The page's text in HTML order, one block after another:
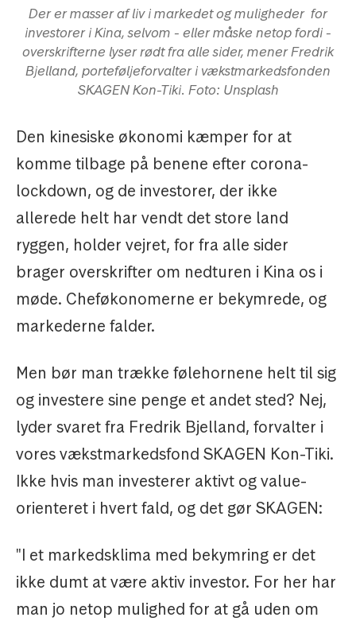
Der er masser af liv i markedet og muligheder for
investorer i Kina, selvom - eller måske netop fordi -
overskrifterne lyser rødt fra alle sider, mener Fredrik
Bjelland, porteføljeforvalter i vækstmarkedsfonden
SKAGEN Kon-Tiki. Foto: Unsplash
Den kinesiske økonomi kæmper for at
komme tilbage på benene efter corona-
lockdown, og de investorer, der ikke
allerede helt har vendt det store land
ryggen, holder vejret, for fra alle sider
brager overskrifter om nedturen i Kina os i
møde. Cheføkonomerne er bekymrede, og
markederne falder.
Men bør man trække følehornene helt til sig
og investere sine penge et andet sted? Nej,
lyder svaret fra Fredrik Bjelland, forvalter i
vores vækstmarkedsfond SKAGEN Kon-Tiki.
Ikke hvis man investerer aktivt og value-
orienteret i hvert fald, og det gør SKAGEN:
"I et markedsklima med bekymring er det
ikke dumt at være aktiv investor. For her har
man jo netop mulighed for at gå uden om